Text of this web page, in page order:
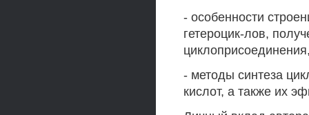
- особенности
гетероцик-лов,
- методы синтеза
кислот, а также их